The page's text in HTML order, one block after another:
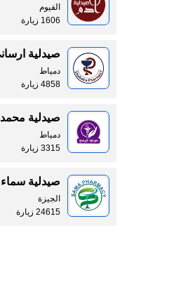
الفيوم
1606 زيارة
صيدلية
دمياط
4858 زيارة
صيدلية
دمياط
3315 زيارة
صيدلية سماء
الجيزة
24615 زيارة